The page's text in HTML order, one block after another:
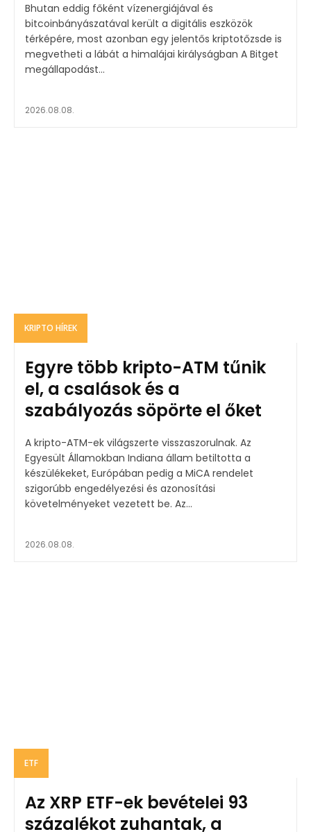
Bhutan eddig főként vízenergiájával és
bitcoinbányászatával került a digitális eszközök
térképére, most azonban egy jelentős kriptotőzsde is
megvetheti a lábát a himalájai királyságban A Bitget
megállapodást...
2026.08.08.
KRIPTO HÍREK
Egyre több kripto-ATM tűnik
el, a csalások és a
szabályozás söpörte el őket
A kripto-ATM-ek világszerte visszaszorulnak. Az
Egyesült Államokban Indiana állam betiltotta a
készülékeket, Európában pedig a MiCA rendelet
szigorúbb engedélyezési és azonosítási
követelményeket vezetett be. Az...
2026.08.08.
ETF
Az XRP ETF-ek bevételei 93
százalékot zuhantak, a